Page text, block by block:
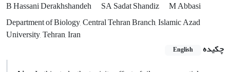
B Hassani Derakhshandeh SA Sadat Shandiz
M Abbasi
Department of Biology, Central Tehran Branch, Islamic Azad
University, Tehran, Iran
چکیده
English